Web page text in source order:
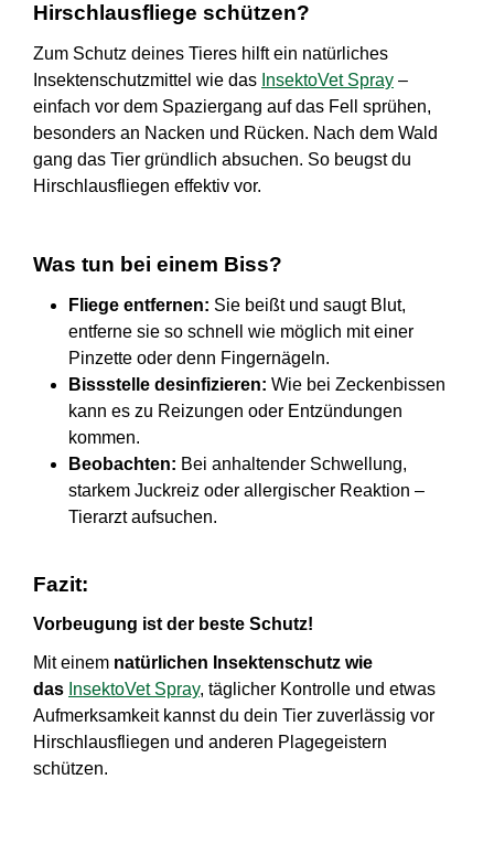
Hirschlausfliege schützen?
Zum Schutz deines Tieres hilft ein natürliches
Insektenschutzmittel wie das InsektoVet Spray –
einfach vor dem Spaziergang auf das Fell sprühen,
besonders an Nacken und Rücken. Nach dem Wald
gang das Tier gründlich absuchen. So beugst du
Hirschlausfliegen effektiv vor.
Was tun bei einem Biss?
Fliege entfernen: Sie beißt und saugt Blut,
entferne sie so schnell wie möglich mit einer
Pinzette oder denn Fingernägeln.
Bissstelle desinfizieren: Wie bei Zeckenbissen
kann es zu Reizungen oder Entzündungen
kommen.
Beobachten: Bei anhaltender Schwellung,
starkem Juckreiz oder allergischer Reaktion –
Tierarzt aufsuchen.
Fazit:
Vorbeugung ist der beste Schutz!
Mit einem natürlichen Insektenschutz wie
das InsektoVet Spray, täglicher Kontrolle und etwas
Aufmerksamkeit kannst du dein Tier zuverlässig vor
Hirschlausfliegen und anderen Plagegeistern
schützen.